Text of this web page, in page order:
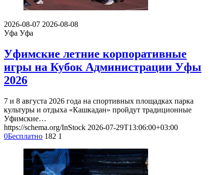
2026-08-07 2026-08-08
Уфа Уфа
Уфимские летние корпоративные
игры на Кубок Администрации Уфы
2026
7 и 8 августа 2026 года на спортивных площадках парка
культуры и отдыха «Кашкадан» пройдут традиционные
Уфимские…
https://schema.org/InStock 2026-07-29T13:06:00+03:00
0Бесплатно 182 1